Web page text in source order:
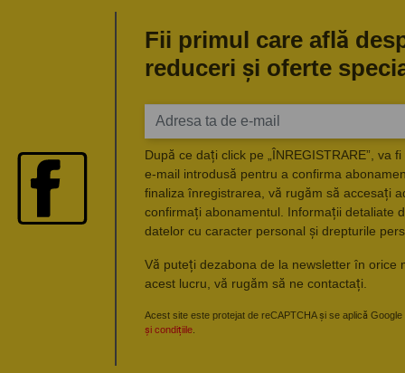
Fii primul care află
reduceri și oferte
După ce dați click pe „ÎNREGISTRARE”, va
e-mail introdusă pentru a confirma
finaliza înregistrarea, vă rugăm să accesați
confirmați abonamentul. Informații detaliate
datelor cu caracter personal și drepturile
Vă puteți dezabona de la newsletter în orice
acest lucru, vă rugăm să ne contactați.
Acest site este protejat de reCAPTCHA și se aplică Google
și condițiile